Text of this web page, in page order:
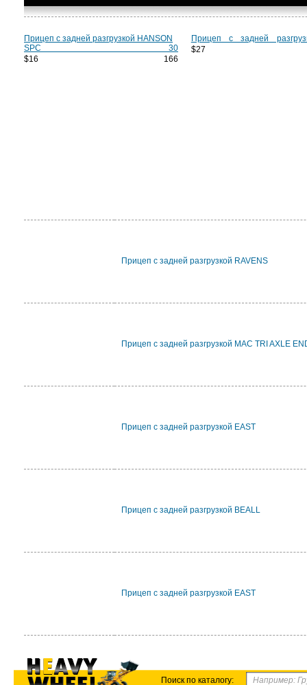
Прицеп с задней разгрузкой HANSON
SPC 30
$16 166
Прицеп с задней
$27
Прицеп с задней разгрузкой RAVENS
Прицеп с задней разгрузкой MAC TRI AXLE
Прицеп с задней разгрузкой EAST
Прицеп с задней разгрузкой BEALL
Прицеп с задней разгрузкой EAST
Поиск по каталогу: